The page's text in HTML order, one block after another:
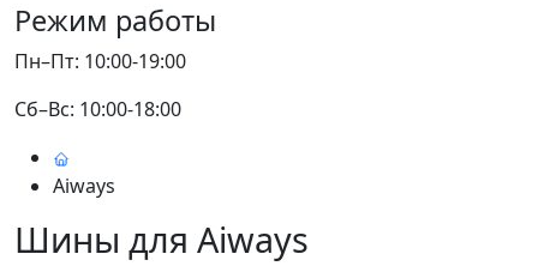
Режим работы
Пн–Пт: 10:00-19:00
Сб–Вс: 10:00-18:00
Aiways
Шины для Aiways